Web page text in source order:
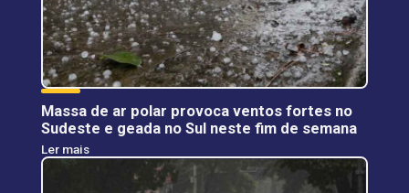
Massa de ar polar provoca ventos fortes no
Sudeste e geada no Sul neste fim de semana
Ler mais